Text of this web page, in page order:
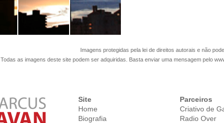
Imagens protegidas pela lei de direitos autorais e não
Todas as imagens deste site podem ser adquiridas. Basta enviar uma mensagem pelo
Site
Home
Biografia
Parceiros
Criativo de
Radio Over